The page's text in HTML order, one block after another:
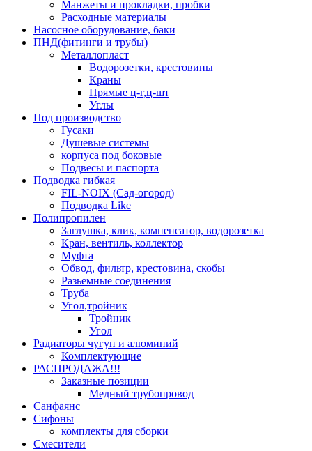
Манжеты и прокладки, пробки
Расходные материалы
Насосное оборудование, баки
ПНД(фитинги и трубы)
Металлопласт
Водорозетки, крестовины
Краны
Прямые ц-г,ц-шт
Углы
Под производство
Гусаки
Душевые системы
корпуса под боковые
Подвесы и паспорта
Подводка гибкая
FIL-NOIX (Сад-огород)
Подводка Like
Полипропилен
Заглушка, клик, компенсатор, водорозетка
Кран, вентиль, коллектор
Муфта
Обвод, фильтр, крестовина, скобы
Разьемные соединения
Труба
Угол,тройник
Тройник
Угол
Радиаторы чугун и алюминий
Комплектующие
РАСПРОДАЖА!!!
Заказные позиции
Медный трубопровод
Санфаянс
Сифоны
комплекты для сборки
Смесители